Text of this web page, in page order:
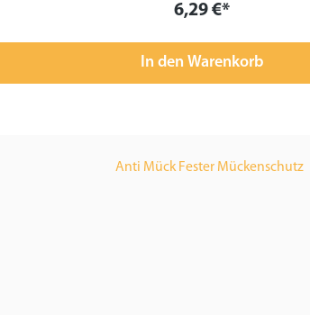
6,29 €*
In den Warenkorb